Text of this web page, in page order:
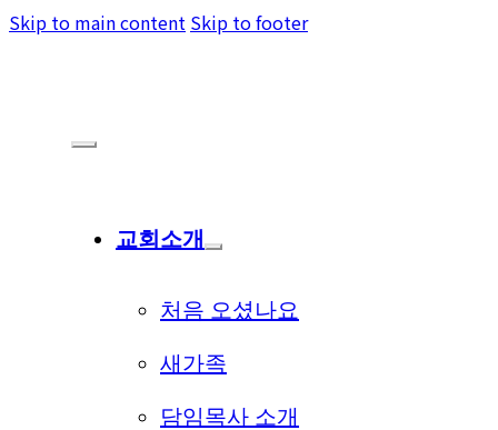
Skip to main content Skip to footer
교회소개
처음 오셨나요
새가족
담임목사 소개